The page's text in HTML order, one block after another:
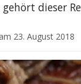
gehört dieser
23. August 2018